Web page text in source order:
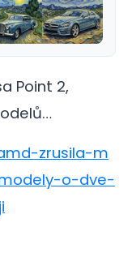
Point 2,
zrusila-m
o-dve-